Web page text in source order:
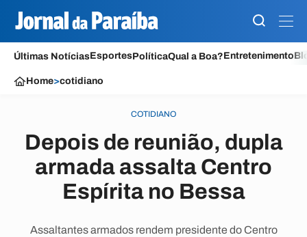
Últimas NotíciasEsportesPolíticaQual a Boa?Entretenimento
Home>cotidiano
COTIDIANO
Depois de reunião, dupla
armada assalta Centro
Espírita no Bessa
Assaltantes armados rendem presidente do Centro